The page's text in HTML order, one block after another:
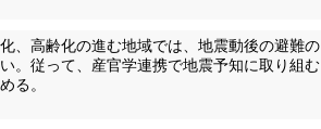
、高齢化の進む地域では、地震動後の避難の
。従って、産官学連携で地震予知に取り組む
る。